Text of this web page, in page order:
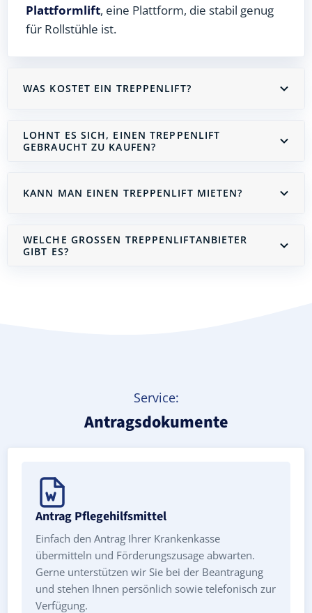
Plattformlift, eine Plattform, die stabil genug
für Rollstühle ist.
WAS KOSTET EIN TREPPENLIFT?
LOHNT ES SICH, EINEN TREPPENLIFT
GEBRAUCHT ZU KAUFEN?
KANN MAN EINEN TREPPENLIFT MIETEN?
WELCHE GROSSEN TREPPENLIFTANBIETER G
IBT ES?
Service:
Antragsdokumente
Antrag Pflegehilfsmittel
Einfach den Antrag Ihrer Krankenkasse
übermitteln und Förderungszusage abwarten.
Gerne unterstützen wir Sie bei der Beantragung
und stehen Ihnen persönlich sowie telefonisch zur
Verfügung.